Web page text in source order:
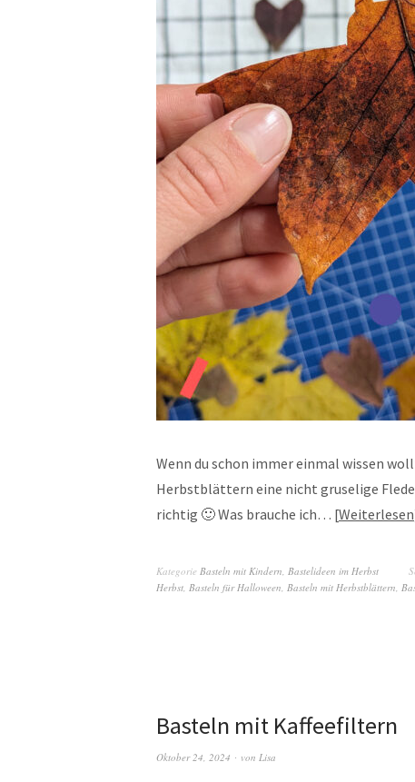
Wenn du schon immer einmal wissen
Herbstblättern eine nicht gruselige
richtig 🙂 Was brauche ich… Weiterlesen
Kategorie Basteln mit Kindern, Bastelideen im Herbst
Herbst, Basteln für Halloween, Basteln mit Herbstblättern,
Basteln mit Kaffeefiltern
Oktober 24, 2024 von Lisa